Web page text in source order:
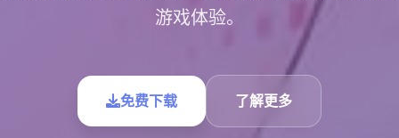
游戏体验。
免费下载 了解更多